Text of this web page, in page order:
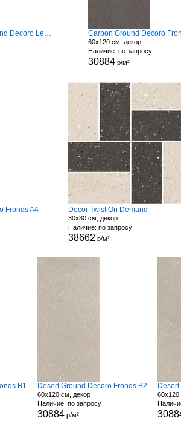
772736 Pumice Ground Decoro Leaves Carbon Ground Decoro
60x120 см, декор
Наличие: по запросу
30884 р/м²
Fronds A4 Decor Twist On Demand
30x30 см, декор
Наличие: по запросу
38662 р/м²
B1 Desert Ground Decoro Fronds B2
60x120 см, декор
Наличие: по запросу
30884р/м²
60x120